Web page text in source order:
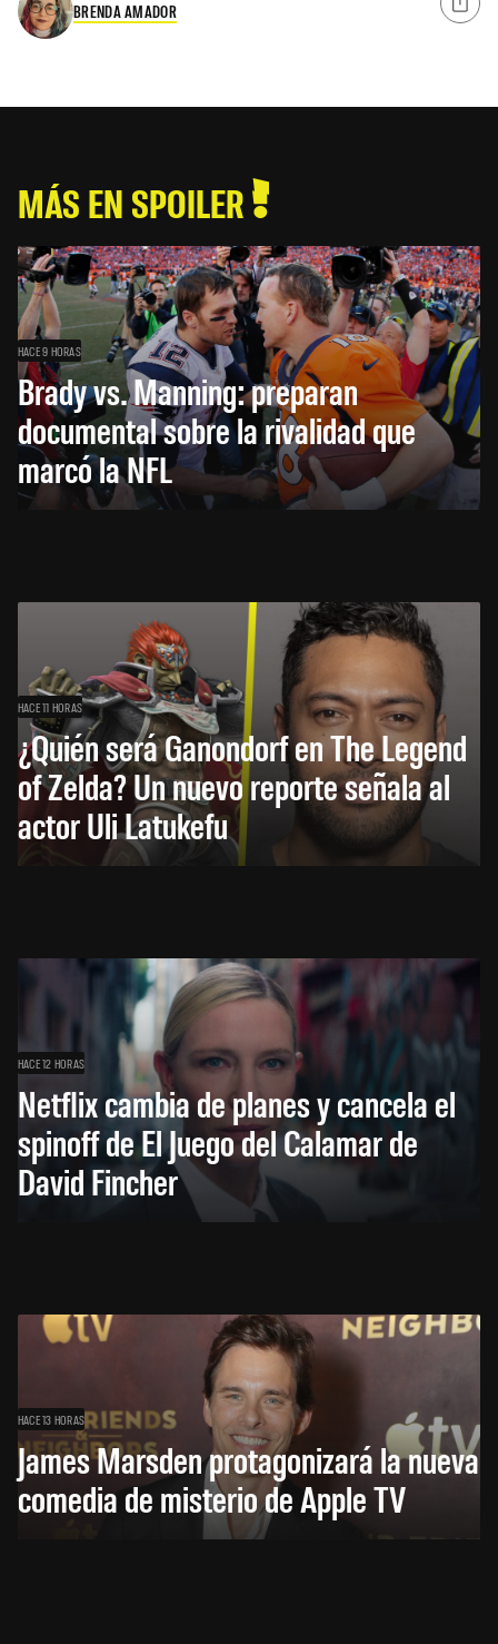
BRENDA AMADOR
MÁS EN SPOILER
HACE 9 HORAS
Brady vs. Manning: preparan
documental sobre la rivalidad que
marcó la NFL
HACE 11 HORAS
¿Quién será Ganondorf en The Legend
of Zelda? Un nuevo reporte señala al
actor Uli Latukefu
HACE 12 HORAS
Netflix cambia de planes y cancela el
spinoff de El Juego del Calamar de
David Fincher
HACE 13 HORAS
James Marsden protagonizará la nueva
comedia de misterio de Apple TV